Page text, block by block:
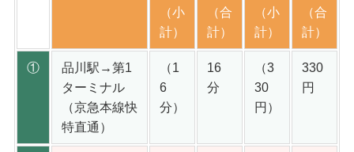
（小
計）
（合
計）
（小
計）
（合
計）
①
品川駅→第1
ターミナル
（京急本線快
特直通）
（1
6
分）
16
分
（3
30
円）
330
円